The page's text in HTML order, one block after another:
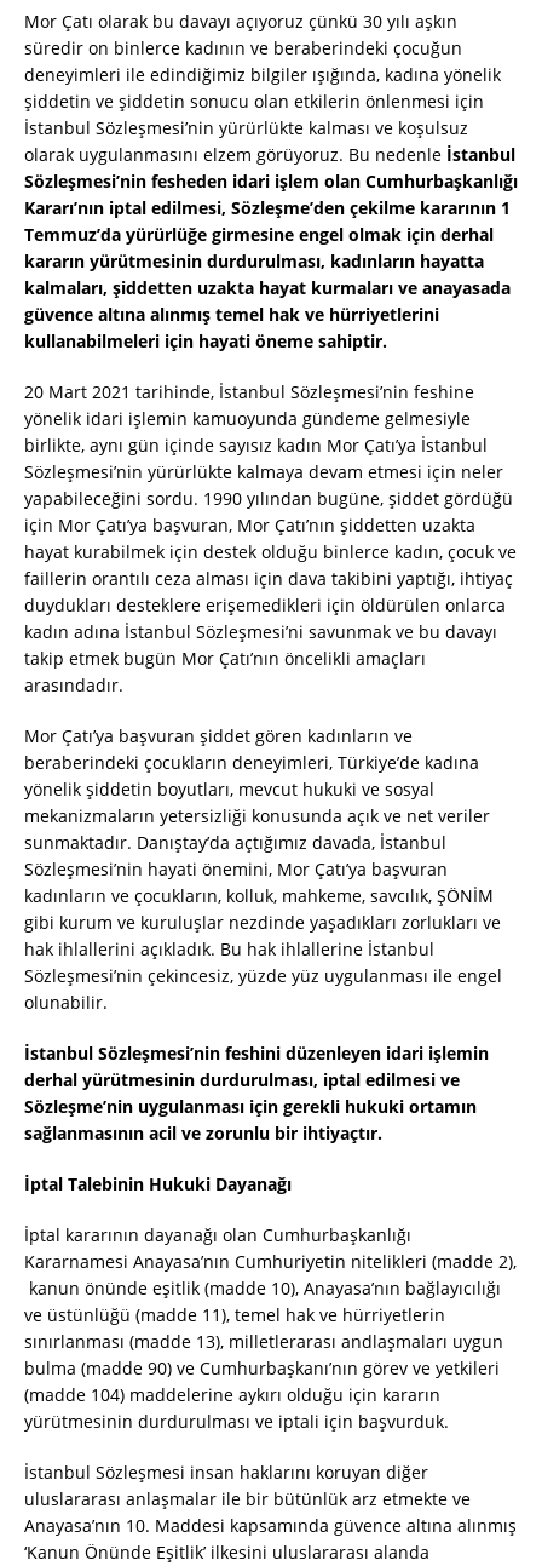
Mor Çatı olarak bu davayı açıyoruz çünkü 30 yılı aşkın
süredir on binlerce kadının ve beraberindeki çocuğun
deneyimleri ile edindiğimiz bilgiler ışığında, kadına yönelik
şiddetin ve şiddetin sonucu olan etkilerin önlenmesi için
İstanbul Sözleşmesi’nin yürürlükte kalması ve koşulsuz
olarak uygulanmasını elzem görüyoruz. Bu nedenle İstanbul
Sözleşmesi’nin fesheden idari işlem olan Cumhurbaşkanlığı
Kararı’nın iptal edilmesi, Sözleşme’den çekilme kararının 1
Temmuz’da yürürlüğe girmesine engel olmak için derhal
kararın yürütmesinin durdurulması, kadınların hayatta
kalmaları, şiddetten uzakta hayat kurmaları ve anayasada
güvence altına alınmış temel hak ve hürriyetlerini
kullanabilmeleri için hayati öneme sahiptir.
20 Mart 2021 tarihinde, İstanbul Sözleşmesi’nin feshine
yönelik idari işlemin kamuoyunda gündeme gelmesiyle
birlikte, aynı gün içinde sayısız kadın Mor Çatı’ya İstanbul
Sözleşmesi’nin yürürlükte kalmaya devam etmesi için neler
yapabileceğini sordu. 1990 yılından bugüne, şiddet gördüğü
için Mor Çatı’ya başvuran, Mor Çatı’nın şiddetten uzakta
hayat kurabilmek için destek olduğu binlerce kadın, çocuk ve
faillerin orantılı ceza alması için dava takibini yaptığı, ihtiyaç
duydukları desteklere erişemedikleri için öldürülen onlarca
kadın adına İstanbul Sözleşmesi’ni savunmak ve bu davayı
takip etmek bugün Mor Çatı’nın öncelikli amaçları
arasındadır.
Mor Çatı’ya başvuran şiddet gören kadınların ve
beraberindeki çocukların deneyimleri, Türkiye’de kadına
yönelik şiddetin boyutları, mevcut hukuki ve sosyal
mekanizmaların yetersizliği konusunda açık ve net veriler
sunmaktadır. Danıştay’da açtığımız davada, İstanbul
Sözleşmesi’nin hayati önemini, Mor Çatı’ya başvuran
kadınların ve çocukların, kolluk, mahkeme, savcılık, ŞÖNİM
gibi kurum ve kuruluşlar nezdinde yaşadıkları zorlukları ve
hak ihlallerini açıkladık. Bu hak ihlallerine İstanbul
Sözleşmesi’nin çekincesiz, yüzde yüz uygulanması ile engel
olunabilir.
İstanbul Sözleşmesi’nin feshini düzenleyen idari işlemin
derhal yürütmesinin durdurulması, iptal edilmesi ve
Sözleşme’nin uygulanması için gerekli hukuki ortamın
sağlanmasının acil ve zorunlu bir ihtiyaçtır.
İptal Talebinin Hukuki Dayanağı
İptal kararının dayanağı olan Cumhurbaşkanlığı
Kararnamesi Anayasa’nın Cumhuriyetin nitelikleri (madde 2),
kanun önünde eşitlik (madde 10), Anayasa’nın bağlayıcılığı
ve üstünlüğü (madde 11), temel hak ve hürriyetlerin
sınırlanması (madde 13), milletlerarası andlaşmaları uygun
bulma (madde 90) ve Cumhurbaşkanı’nın görev ve yetkileri
(madde 104) maddelerine aykırı olduğu için kararın
yürütmesinin durdurulması ve iptali için başvurduk.
İstanbul Sözleşmesi insan haklarını koruyan diğer
uluslararası anlaşmalar ile bir bütünlük arz etmekte ve
Anayasa’nın 10. Maddesi kapsamında güvence altına alınmış
‘Kanun Önünde Eşitlik’ ilkesini uluslararası alanda